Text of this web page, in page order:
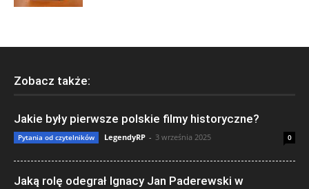
Zobacz także:
Jakie były pierwsze polskie filmy historyczne?
Pytania od czytelników LegendyRP - 3 września 2025 0
Jaką rolę odegrał Ignacy Jan Paderewski w